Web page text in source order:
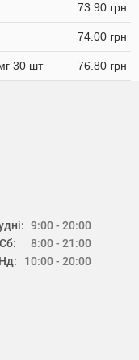
73.90 грн
74.00 грн
30 шт 76.80 грн
Сб:
Нд:
9:00 - 20:00
8:00 - 21:00
10:00 - 20:00